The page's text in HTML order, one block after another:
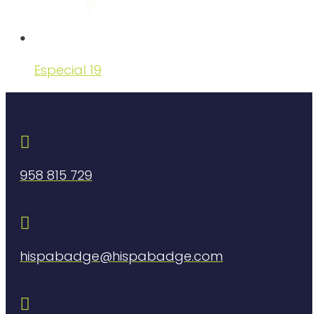
Especial 19

958 815 729

hispabadge@hispabadge.com
